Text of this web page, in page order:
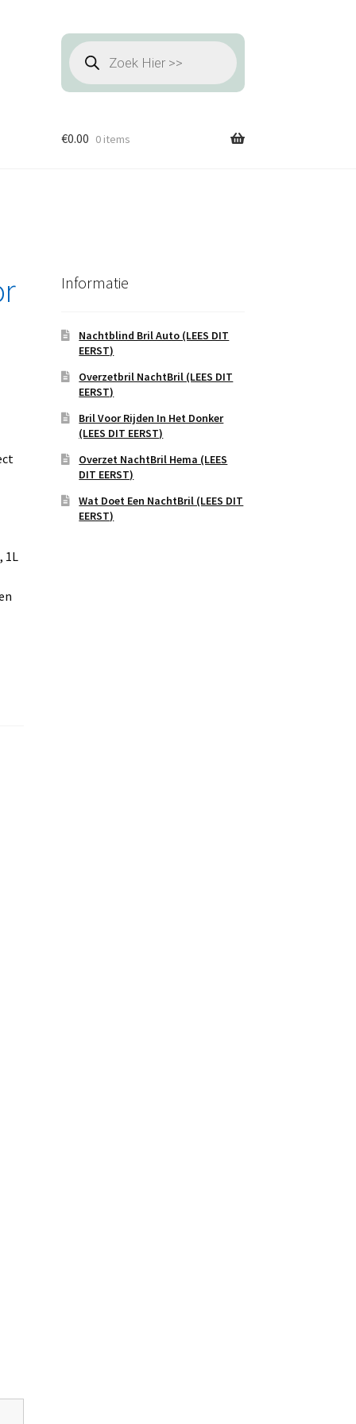
Producten
zoeken
€0.00 0 items
1L
Informatie
Nachtblind Bril Auto (LEES DIT
EERST)
Overzetbril NachtBril (LEES DIT
EERST)
Bril Voor Rijden In Het Donker
(LEES DIT EERST)
Overzet NachtBril Hema (LEES
DIT EERST)
Wat Doet Een NachtBril (LEES DIT
EERST)